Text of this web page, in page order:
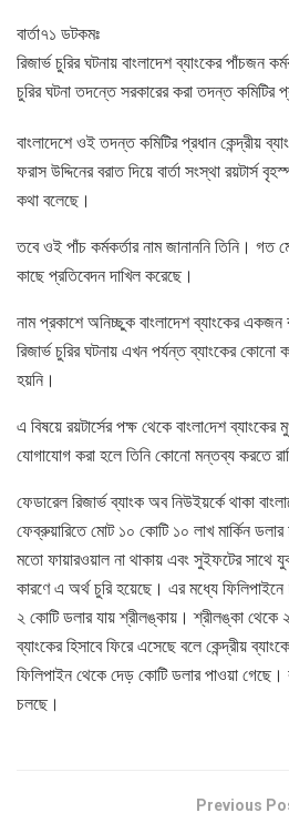
বার্তা৭১ ডটকমঃ
রিজার্ভ চুরির ঘটনায় বাংলাদে​শ ব্যাংকের পাঁচজন
চুরির ঘটনা তদন্তে সরকারের করা তদন্ত
বাংলাদেশে ওই তদন্ত কমিটির প্রধান কেন্দ্রীয়
ফরাস উদ্দিনের বরাত দিয়ে বার্তা সংস্থা রয়টার্স
কথা বলেছে।
তবে ওই পাঁচ কর্মকর্তার নাম জানাননি তিনি। গত
কাছে প্রতিবেদন দাখিল করেছে।
নাম প্রকাশে অনিচ্ছুক বাংলাদেশ ব্যাংকের একজন
রিজার্ভ চুরির ঘটনায় এখন পর্যন্ত ব্যাংকের কোনো
হয়নি।
এ বিষয়ে রয়টার্সের পক্ষ থেকে বাংলা​দেশ
যোগাযোগ করা হলে তিনি কোনো মন্তব্য করতে
ফেডারেল রিজার্ভ ব্যাংক অব নিউইয়র্কে থাকা
ফেব্রুয়ারিতে মোট ১০ কোটি ১০ লাখ মার্কিন ডলার
মতো ফায়ারওয়াল না থাকায় এবং সুইফটের সাথে
কারণে এ অর্থ চুরি হয়েছে। এর মধ্যে ফিলিপাইনে
২ কোটি ডলার যায় শ্রীলঙ্কায়। শ্রীলঙ্কা থেকে
ব্যাংকের হিসাবে ফিরে এসেছে বলে কেন্দ্রীয়
ফিলিপাইন থেকে দেড় কোটি ডলার পাওয়া গেছে।
চলছে।
Previous